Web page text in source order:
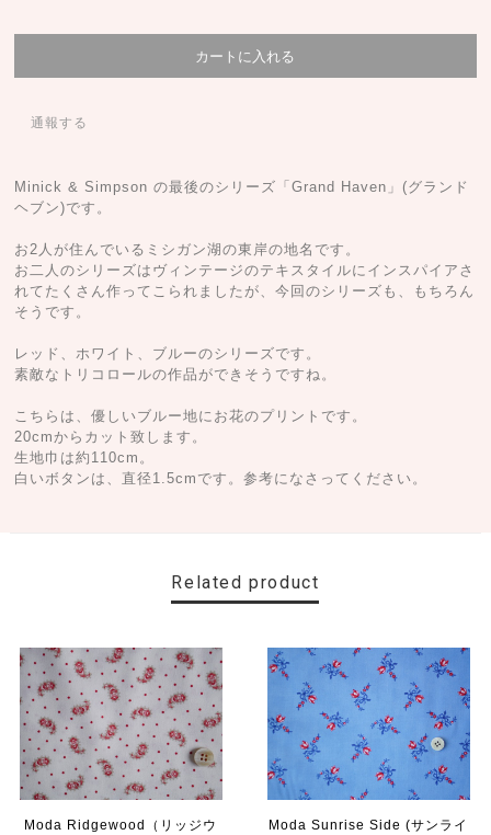
通報する
Minick & Simpson の最後のシリーズ「Grand Haven」(グランド
ヘブン)です。
お2人が住んでいるミシガン湖の東岸の地名です。
お二人のシリーズはヴィンテージのテキスタイルにインスパイアさ
れてたくさん作ってこられましたが、今回のシリーズも、もちろん
そうです。
レッド、ホワイト、ブルーのシリーズです。
素敵なトリコロールの作品ができそうですね。
こちらは、優しいブルー地にお花のプリントです。
20cmからカット致します。
生地巾は約110cm。
白いボタンは、直径1.5cmです。参考になさってください。
Related product
Moda Ridgewood（リッジウ
Moda Sunrise Side (サンライ